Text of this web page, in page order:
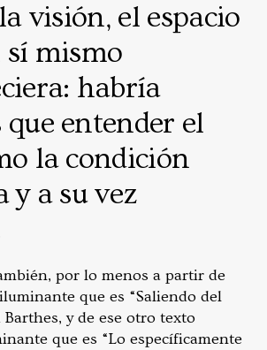
visión, el espacio
sí mismo
habría
que entender el
la condición
y a su vez
por lo menos a partir de
que es “Saliendo del
y de ese otro texto
que es “Lo específicamente